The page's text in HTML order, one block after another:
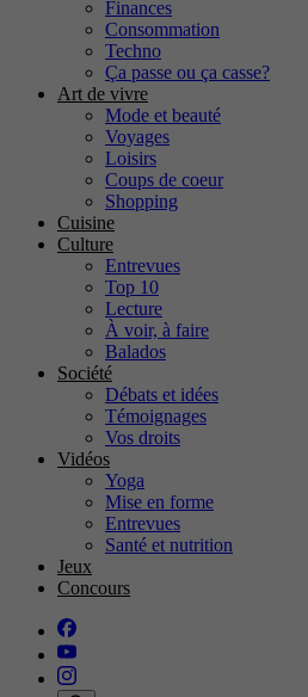
Finances
Consommation
Techno
Ça passe ou ça casse?
Art de vivre
Mode et beauté
Voyages
Loisirs
Coups de coeur
Shopping
Cuisine
Culture
Entrevues
Top 10
Lecture
À voir, à faire
Balados
Société
Débats et idées
Témoignages
Vos droits
Vidéos
Yoga
Mise en forme
Entrevues
Santé et nutrition
Jeux
Concours